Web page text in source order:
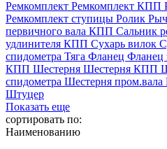
Ремкомплект Ремкомплект КПП
Ремкомплект ступицы Ролик
первичного вала КПП Сальник
удлинителя КПП Сухарь вилок
спидометра Тяга Фланец Фланец
КПП Шестерня Шестерня КПП
спидометра Шестерня пром.вала
Штуцер
Показать еще
сортировать по:
Наименованию